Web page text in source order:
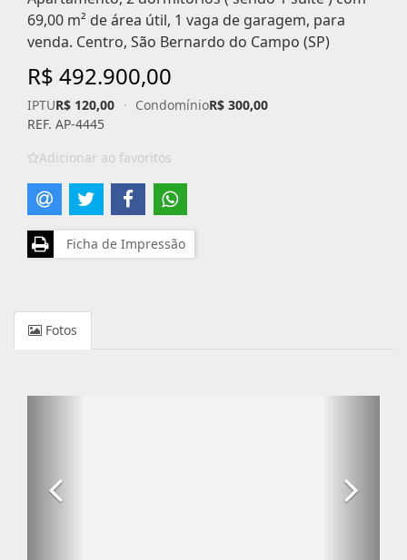
69,00 m² de área útil, 1 vaga de garagem, para
venda. Centro, São Bernardo do Campo (SP)
R$ 492.900,00
IPTUR$ 120,00 · CondomínioR$ 300,00
REF. AP-4445
Adicionar ao favoritos
Ficha de Impressão
Fotos